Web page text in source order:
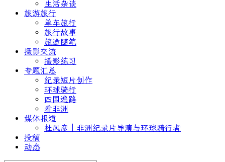
生活杂谈
旅游旅行
单车旅行
旅行故事
旅途随笔
摄影交流
摄影练习
专题汇总
纪录短片创作
环球骑行
四国遍路
看非洲
媒体报道
杜风彦｜非洲纪录片导演与环球骑行者
投稿
动态